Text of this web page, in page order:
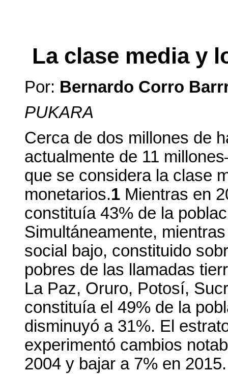
La clase media y
Por: Bernardo Corro
PUKARA
Cerca de dos millones de
actualmente de 11
que se considera la clase
monetarios.1 Mientras en
constituía 43% de la
Simultáneamente,
social bajo, constituido
pobres de las llamadas
La Paz, Oruro, Potosí,
constituía el 49% de la
disminuyó a 31%. El
experimentó cambios
2004 y bajar a 7% en 2015.